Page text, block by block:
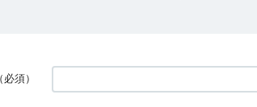
（必須）